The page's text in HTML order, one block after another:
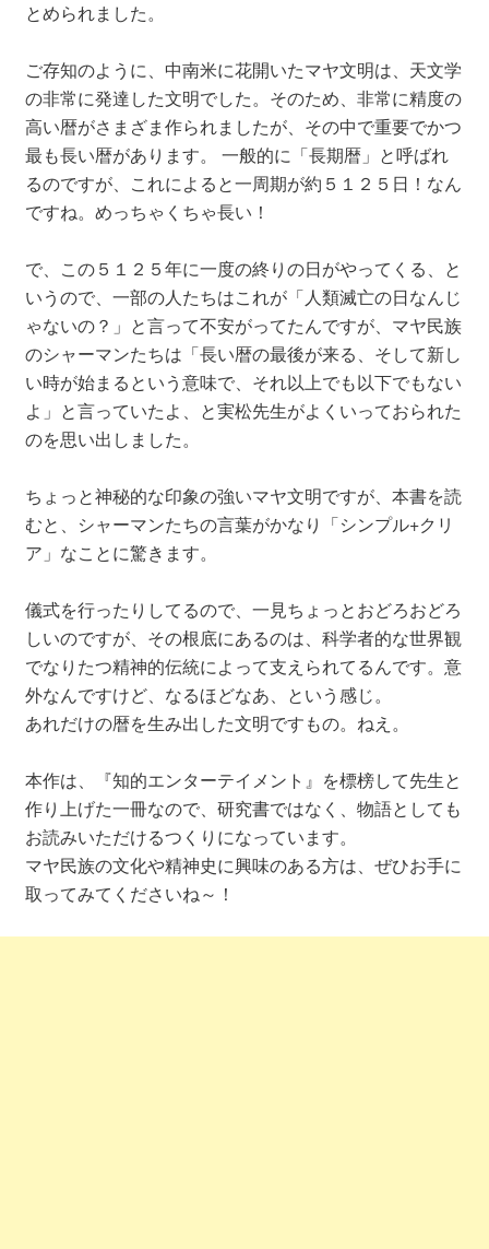
とめられました。
ご存知のように、中南米に花開いたマヤ文明は、天文学
の非常に発達した文明でした。そのため、非常に精度の
高い暦がさまざま作られましたが、その中で重要でかつ
最も長い暦があります。 一般的に「長期暦」と呼ばれ
るのですが、これによると一周期が約５１２５日！なん
ですね。めっちゃくちゃ長い！
で、この５１２５年に一度の終りの日がやってくる、と
いうので、一部の人たちはこれが「人類滅亡の日なんじ
ゃないの？」と言って不安がってたんですが、マヤ民族
のシャーマンたちは「長い暦の最後が来る、そして新し
い時が始まるという意味で、それ以上でも以下でもない
よ」と言っていたよ、と実松先生がよくいっておられた
のを思い出しました。
ちょっと神秘的な印象の強いマヤ文明ですが、本書を読
むと、シャーマンたちの言葉がかなり「シンプル+クリ
ア」なことに驚きます。
儀式を行ったりしてるので、一見ちょっとおどろおどろ
しいのですが、その根底にあるのは、科学者的な世界観
でなりたつ精神的伝統によって支えられてるんです。意
外なんですけど、なるほどなあ、という感じ。
あれだけの暦を生み出した文明ですもの。ねえ。
本作は、『知的エンターテイメント』を標榜して先生と
作り上げた一冊なので、研究書ではなく、物語としても
お読みいただけるつくりになっています。
マヤ民族の文化や精神史に興味のある方は、ぜひお手に
取ってみてくださいね～！